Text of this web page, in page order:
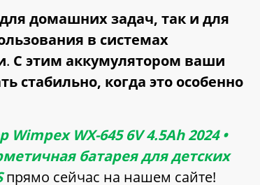
домашних задач, так и для
в системах
. С этим аккумулятором ваши
стабильно, когда это особенно
WX-645 6V 4.5Ah 2024 •
батарея для детских
прямо сейчас на нашем сайте!